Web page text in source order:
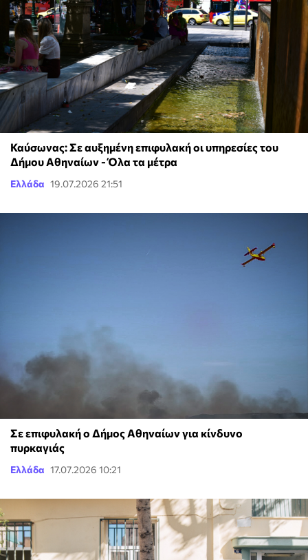
Καύσωνας: Σε αυξημένη επιφυλακή οι υπηρεσίες του
Δήμου Αθηναίων - Όλα τα μέτρα
Ελλάδα 19.07.2026 21:51
Σε επιφυλακή ο Δήμος Αθηναίων για κίνδυνο
πυρκαγιάς
Ελλάδα 17.07.2026 10:21